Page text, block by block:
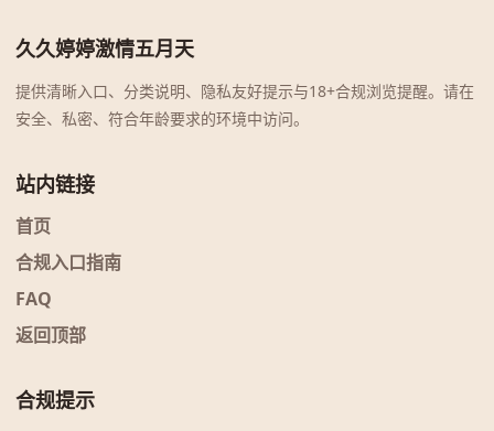
久久婷婷激情五月天
提供清晰入口、分类说明、隐私友好提示与18+合规浏览提醒。请在
安全、私密、符合年龄要求的环境中访问。
站内链接
首页
合规入口指南
FAQ
返回顶部
合规提示